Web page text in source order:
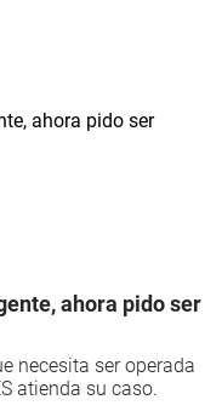
ahora pido ser
necesita ser operada
atienda su caso.